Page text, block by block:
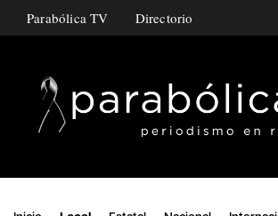
Parabólica TV Directorio